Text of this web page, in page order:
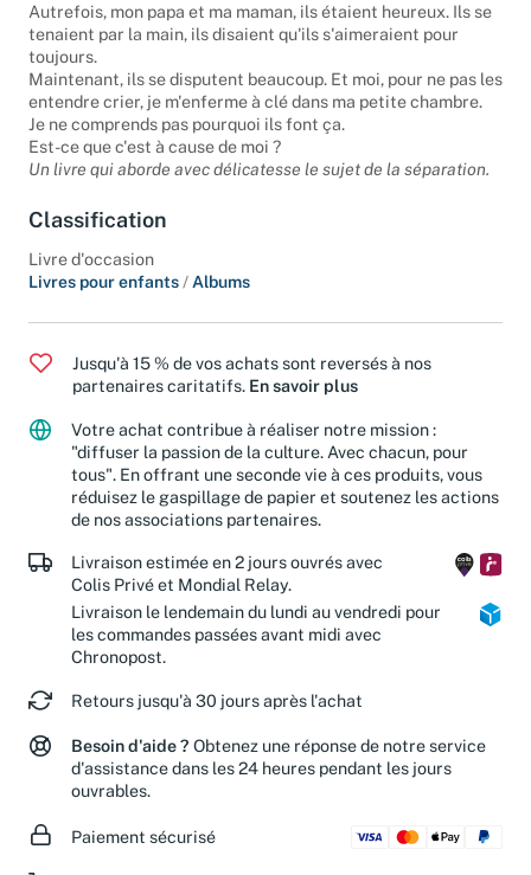
Autrefois, mon papa et ma maman, ils étaient heureux. Ils se
tenaient par la main, ils disaient qu'ils s'aimeraient pour
toujours.
Maintenant, ils se disputent beaucoup. Et moi, pour ne pas les
entendre crier, je m'enferme à clé dans ma petite chambre.
Je ne comprends pas pourquoi ils font ça.
Est-ce que c'est à cause de moi ?
Un livre qui aborde avec délicatesse le sujet de la séparation.
Classification
Livre d'occasion
Livres pour enfants / Albums
Jusqu'à 15 % de vos achats sont reversés à nos
partenaires caritatifs. En savoir plus
Votre achat contribue à réaliser notre mission :
"diffuser la passion de la culture. Avec chacun, pour
tous". En offrant une seconde vie à ces produits, vous
réduisez le gaspillage de papier et soutenez les actions
de nos associations partenaires.
Livraison estimée en 2 jours ouvrés avec
Colis Privé et Mondial Relay.
Livraison le lendemain du lundi au vendredi pour
les commandes passées avant midi avec
Chronopost.
Retours jusqu'à 30 jours après l'achat
Besoin d'aide ? Obtenez une réponse de notre service
d'assistance dans les 24 heures pendant les jours
ouvrables.
Paiement sécurisé